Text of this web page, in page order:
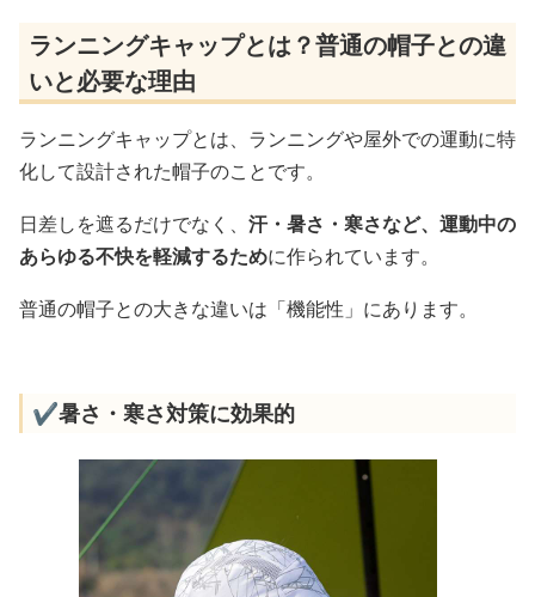
ランニングキャップとは？普通の帽子との違
いと必要な理由
ランニングキャップとは、ランニングや屋外での運動に特
化して設計された帽子のことです。
日差しを遮るだけでなく、 汗・暑さ・寒さなど、運動中の
あらゆる不快を軽減するために作られています。
普通の帽子との大きな違いは「機能性」にあります。
✔️暑さ・寒さ対策に効果的